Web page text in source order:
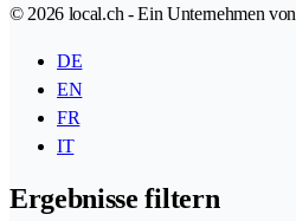
© 2026 local.ch - Ein Unternehmen von
DE
EN
FR
IT
Ergebnisse filtern